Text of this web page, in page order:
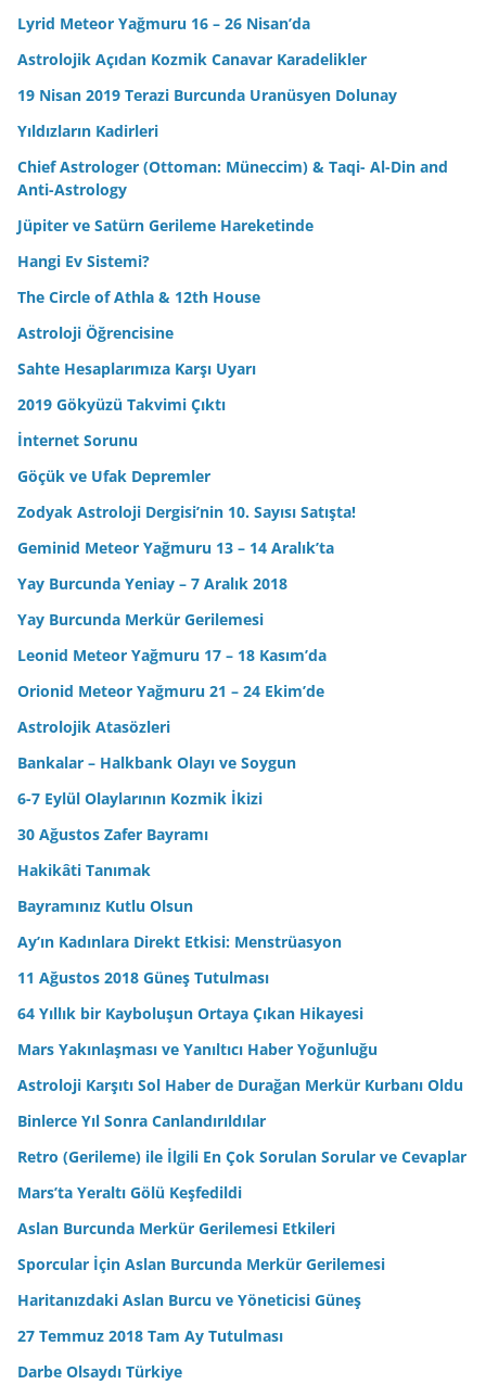
Lyrid Meteor Yağmuru 16 – 26 Nisan’da
Astrolojik Açıdan Kozmik Canavar Karadelikler
19 Nisan 2019 Terazi Burcunda Uranüsyen Dolunay
Yıldızların Kadirleri
Chief Astrologer (Ottoman: Müneccim) & Taqi- Al-Din and
Anti-Astrology
Jüpiter ve Satürn Gerileme Hareketinde
Hangi Ev Sistemi?
The Circle of Athla & 12th House
Astroloji Öğrencisine
Sahte Hesaplarımıza Karşı Uyarı
2019 Gökyüzü Takvimi Çıktı
İnternet Sorunu
Göçük ve Ufak Depremler
Zodyak Astroloji Dergisi’nin 10. Sayısı Satışta!
Geminid Meteor Yağmuru 13 – 14 Aralık’ta
Yay Burcunda Yeniay – 7 Aralık 2018
Yay Burcunda Merkür Gerilemesi
Leonid Meteor Yağmuru 17 – 18 Kasım’da
Orionid Meteor Yağmuru 21 – 24 Ekim’de
Astrolojik Atasözleri
Bankalar – Halkbank Olayı ve Soygun
6-7 Eylül Olaylarının Kozmik İkizi
30 Ağustos Zafer Bayramı
Hakikâti Tanımak
Bayramınız Kutlu Olsun
Ay’ın Kadınlara Direkt Etkisi: Menstrüasyon
11 Ağustos 2018 Güneş Tutulması
64 Yıllık bir Kayboluşun Ortaya Çıkan Hikayesi
Mars Yakınlaşması ve Yanıltıcı Haber Yoğunluğu
Astroloji Karşıtı Sol Haber de Durağan Merkür Kurbanı Oldu
Binlerce Yıl Sonra Canlandırıldılar
Retro (Gerileme) ile İlgili En Çok Sorulan Sorular ve Cevaplar
Mars’ta Yeraltı Gölü Keşfedildi
Aslan Burcunda Merkür Gerilemesi Etkileri
Sporcular İçin Aslan Burcunda Merkür Gerilemesi
Haritanızdaki Aslan Burcu ve Yöneticisi Güneş
27 Temmuz 2018 Tam Ay Tutulması
Darbe Olsaydı Türkiye